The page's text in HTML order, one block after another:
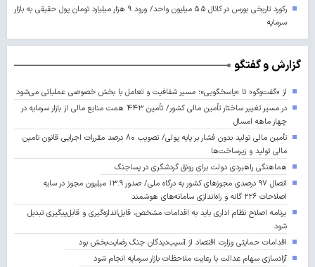
رکورد تاریخی بورس در کانال ۵.۵ میلیون واحد/ ورود ۹ هزار میلیارد تومان پول حقیقی به بازار
سرمایه
گزارش و گفتگو
از «گفت‌وگو» تا «پاسخگویی»؛ مسیر شفافیت و تعامل با بخش خصوصی عملیاتی می‌شود
در مسیر تغییر ساختار تأمین مالی کشور/ تأمین ۴۴۳ همت منابع مالی از بازار سرمایه در
چهار ماهه امسال
تأمین مالی تولید بدون فشار بر پایه پولی/ تصویب ۸۰ درصد مقررات اجرایی قانون تامین
مالی تولید و زیرساخت‌ها
هماهنگی راهبردی دولت برای رونق گردشگری در پساجنگ
اتصال ۹۷ درصدی مجوزهای کشور به درگاه ملی/ صدور ۱۳.۹ میلیون مجوز در سایه
اصلاحات ۲۲۶ گانه و راه‌اندازی سامانه‌های هوشمند
برنامه اصلاح نظام اداری باید به اقدامات مشخص، قابل‌اندازه‌گیری و قابل‌پیگیری تبدیل
شود
اقدامات حمایتی وزارت اقتصاد از آسیب‌دیدگان جنگ رضایت‌بخش بود
آزادسازی سهام عدالت با رعایت ملاحظات بازار سرمایه انجام شود